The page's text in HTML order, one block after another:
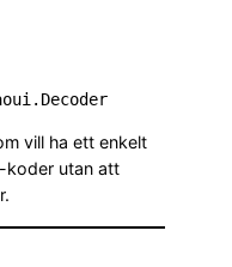
vill ha ett enkelt
koder utan att